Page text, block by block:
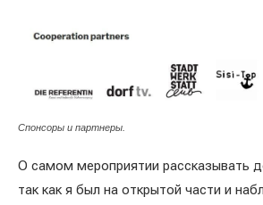
Спонсоры и партнеры.
О самом мероприятии рассказывать
так как я был на открытой части и